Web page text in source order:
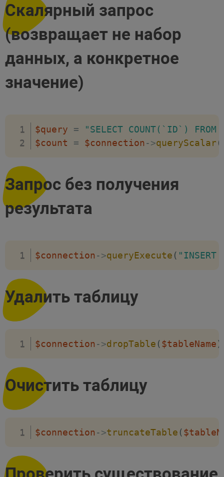
Скалярный запрос
(возвращает не набор
данных, а конкретное
значение)
$query =
"SELECT COUNT(`ID`)
$count
= $connection->queryScalar (
Запрос без получения
результата
$connection->queryExecute (
Удалить таблицу
$connection->dropTable ($tableName)
Очистить таблицу
$connection->truncateTable (